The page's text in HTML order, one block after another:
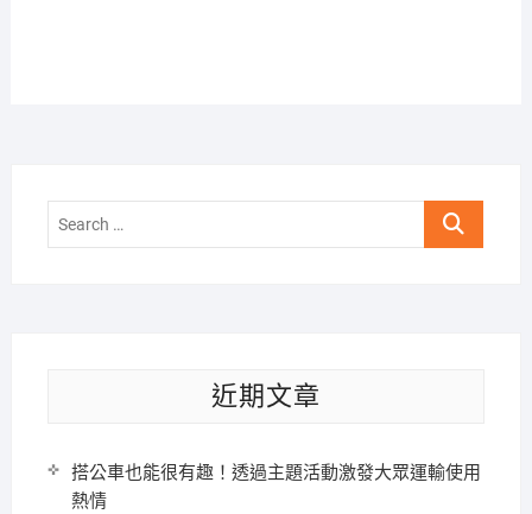
Search
近期文章
搭公車也能很有趣！透過主題活動激發大眾運輸使用
熱情